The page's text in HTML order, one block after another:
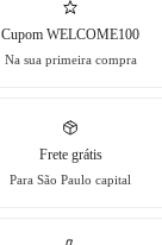
Cupom WELCOME100
Na sua primeira compra
Frete grátis
Para São Paulo capital